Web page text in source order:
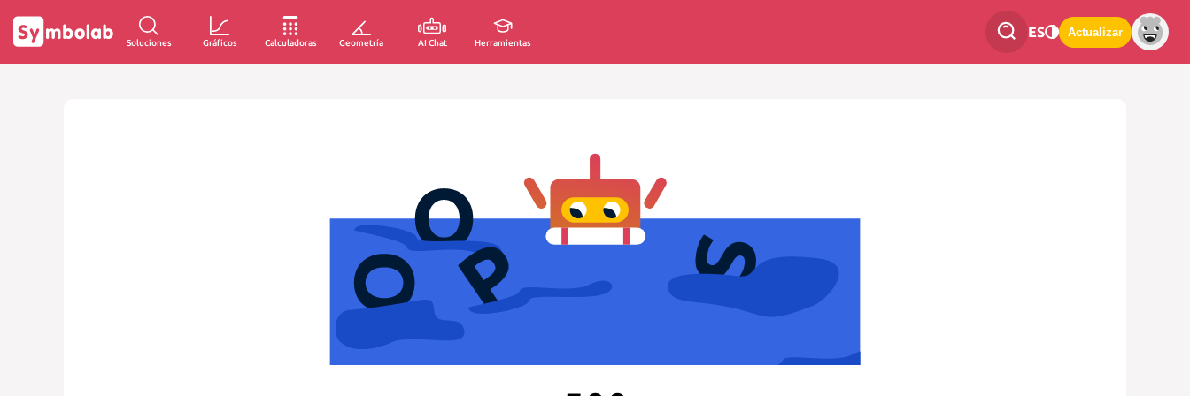
Soluciones Gráficos Calculadoras Geometría AI Chat Herramientas
ES Actualizar